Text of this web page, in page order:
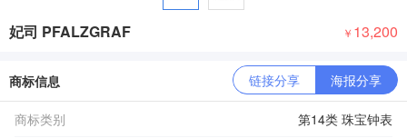
妃司 PFALZGRAF ￥ 13,200
商标信息 链接分享 海报分享
商标类别
第14类 珠宝钟表